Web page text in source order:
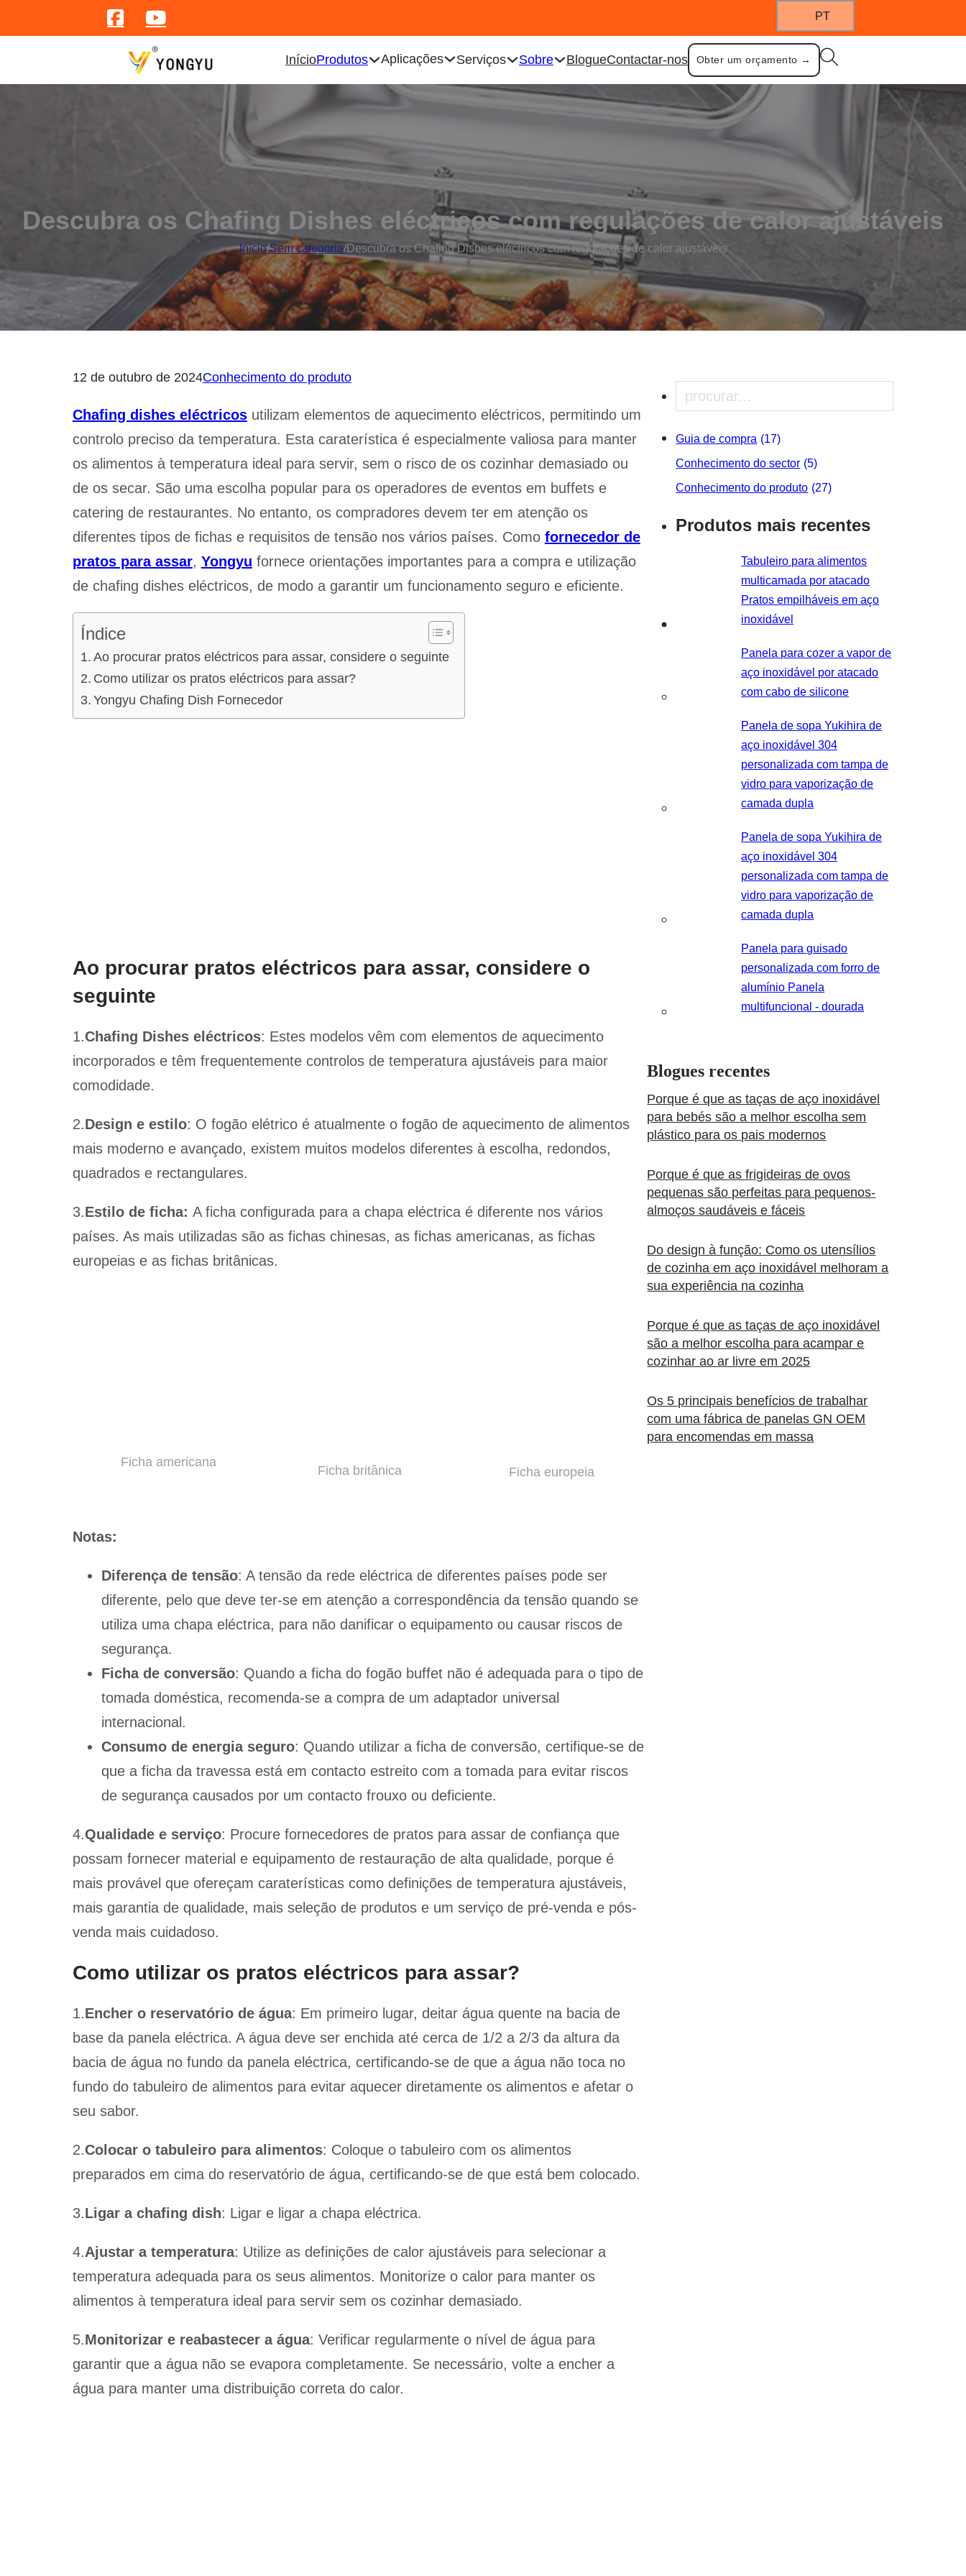
PT
InícioProdutos Aplicações Serviços Sobre BlogueContactar-nos Obter um orçamento →
Descubra os Chafing Dishes eléctricos com regulações de calor ajustáveis
Início/Sem categoria/Descubra os Chafing Dishes eléctricos com regulações de calor ajustáveis
12 de outubro de 2024Conhecimento do produto
Chafing dishes eléctricosutilizam elementos de aquecimento eléctricos, permitindo um
controlo preciso da temperatura. Esta caraterística é especialmente valiosa para manter
os alimentos à temperatura ideal para servir, sem o risco de os cozinhar demasiado ou
de os secar. São uma escolha popular para os operadores de eventos em buffets e
catering de restaurantes. No entanto, os compradores devem ter em atenção os
diferentes tipos de fichas e requisitos de tensão nos vários países. Como fornecedor de
pratos para assar, Yongyu fornece orientações importantes para a compra e utilização
de chafing dishes eléctricos, de modo a garantir um funcionamento seguro e eficiente.
Índice
Ao procurar pratos eléctricos para assar, considere o seguinte
Como utilizar os pratos eléctricos para assar?
Yongyu Chafing Dish Fornecedor
Ao procurar pratos eléctricos para assar, considere o
seguinte
1.Chafing Dishes eléctricos: Estes modelos vêm com elementos de aquecimento
incorporados e têm frequentemente controlos de temperatura ajustáveis para maior
comodidade.
2.Design e estilo: O fogão elétrico é atualmente o fogão de aquecimento de alimentos
mais moderno e avançado, existem muitos modelos diferentes à escolha, redondos,
quadrados e rectangulares.
3.Estilo de ficha: A ficha configurada para a chapa eléctrica é diferente nos vários
países. As mais utilizadas são as fichas chinesas, as fichas americanas, as fichas
europeias e as fichas britânicas.
Ficha americana
Ficha britânica Ficha europeia
Notas:
Diferença de tensão: A tensão da rede eléctrica de diferentes países pode ser
diferente, pelo que deve ter-se em atenção a correspondência da tensão quando se
utiliza uma chapa eléctrica, para não danificar o equipamento ou causar riscos de
segurança.
Ficha de conversão: Quando a ficha do fogão buffet não é adequada para o tipo de
tomada doméstica, recomenda-se a compra de um adaptador universal
internacional.
Consumo de energia seguro: Quando utilizar a ficha de conversão, certifique-se de
que a ficha da travessa está em contacto estreito com a tomada para evitar riscos
de segurança causados por um contacto frouxo ou deficiente.
4.Qualidade e serviço: Procure fornecedores de pratos para assar de confiança que
possam fornecer material e equipamento de restauração de alta qualidade, porque é
mais provável que ofereçam caraterísticas como definições de temperatura ajustáveis,
mais garantia de qualidade, mais seleção de produtos e um serviço de pré-venda e pós-
venda mais cuidadoso.
Como utilizar os pratos eléctricos para assar?
1.Encher o reservatório de água: Em primeiro lugar, deitar água quente na bacia de
base da panela eléctrica. A água deve ser enchida até cerca de 1/2 a 2/3 da altura da
bacia de água no fundo da panela eléctrica, certificando-se de que a água não toca no
fundo do tabuleiro de alimentos para evitar aquecer diretamente os alimentos e afetar o
seu sabor.
2.Colocar o tabuleiro para alimentos: Coloque o tabuleiro com os alimentos
preparados em cima do reservatório de água, certificando-se de que está bem colocado.
3.Ligar a chafing dish: Ligar e ligar a chapa eléctrica.
4.Ajustar a temperatura: Utilize as definições de calor ajustáveis para selecionar a
temperatura adequada para os seus alimentos. Monitorize o calor para manter os
alimentos à temperatura ideal para servir sem os cozinhar demasiado.
5.Monitorizar e reabastecer a água: Verificar regularmente o nível de água para
garantir que a água não se evapora completamente. Se necessário, volte a encher a
água para manter uma distribuição correta do calor.
Pesquisar
Guia de compra (17)
Conhecimento do sector (5)
Conhecimento do produto (27)
Produtos mais recentes
Tabuleiro para alimentos
multicamada por atacado
Pratos empilháveis em aço
inoxidável
Panela para cozer a vapor de
aço inoxidável por atacado
com cabo de silicone
Panela de sopa Yukihira de
aço inoxidável 304
personalizada com tampa de
vidro para vaporização de
camada dupla
Panela de sopa Yukihira de
aço inoxidável 304
personalizada com tampa de
vidro para vaporização de
camada dupla
Panela para guisado
personalizada com forro de
alumínio Panela
multifuncional - dourada
Blogues recentes
Porque é que as taças de aço inoxidável
para bebés são a melhor escolha sem
plástico para os pais modernos
Porque é que as frigideiras de ovos
pequenas são perfeitas para pequenos-
almoços saudáveis e fáceis
Do design à função: Como os utensílios
de cozinha em aço inoxidável melhoram a
sua experiência na cozinha
Porque é que as taças de aço inoxidável
são a melhor escolha para acampar e
cozinhar ao ar livre em 2025
Os 5 principais benefícios de trabalhar
com uma fábrica de panelas GN OEM
para encomendas em massa